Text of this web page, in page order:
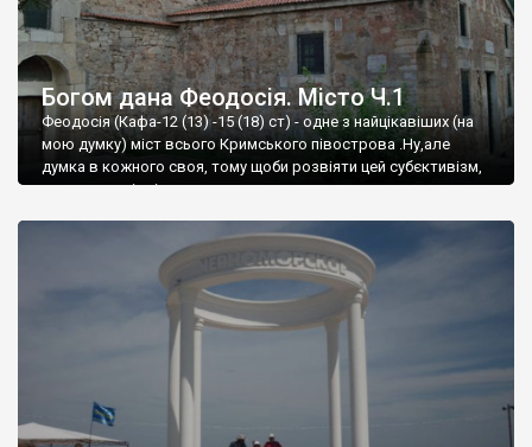
Богом дана Феодосія. Місто Ч.1
Феодосія (Кафа-12 (13) -15 (18) ст) - одне з найцікавіших (на
мою думку) міст всього Кримського півострова .Ну,але
думка в кожного своя, тому щоби розвіяти цей субєктивізм,
запрошую відвідати це